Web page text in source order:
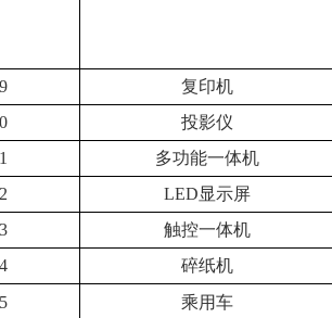
复印机
投影仪
多功能一体机
LED显示屏
触控一体机
碎纸机
乘用车